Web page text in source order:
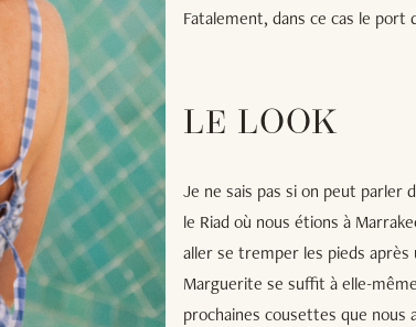
Fatalement, dans ce cas le port
LE LOOK
Je ne sais pas si on peut parler
le Riad où nous étions à
aller se tremper les pieds
Marguerite se suffit à elle-
prochaines cousettes que nous